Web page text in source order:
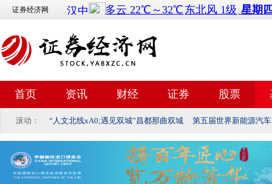
证券经济网
首页 资讯 财经 证券 股票
滚动： “人文北线xA0;遇见双城”昌都那曲双城 第五届世界新能源汽